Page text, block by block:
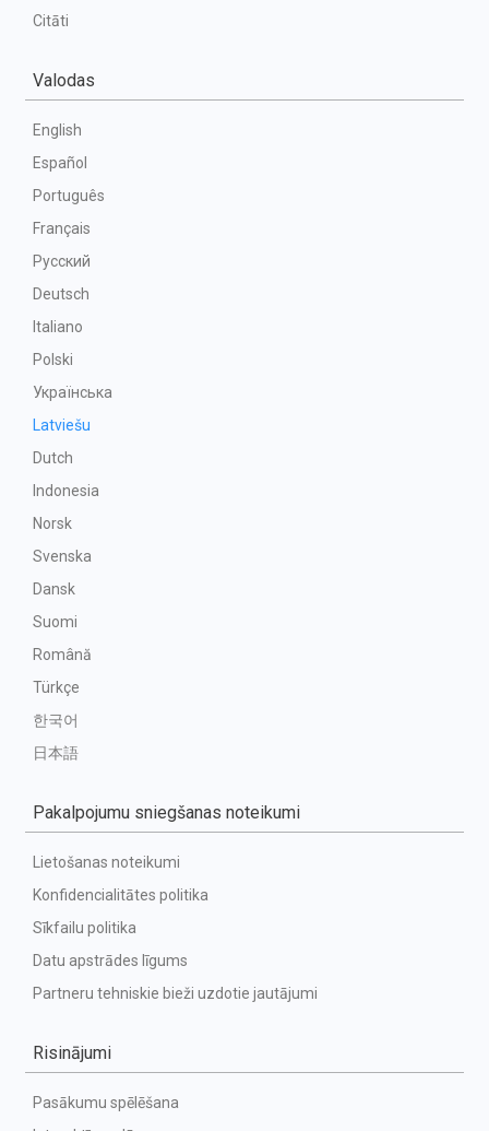
Citāti
Valodas
English
Español
Português
Français
Русский
Deutsch
Italiano
Polski
Українська
Latviešu
Dutch
Indonesia
Norsk
Svenska
Dansk
Suomi
Română
Türkçe
한국어
日本語
Pakalpojumu sniegšanas noteikumi
Lietošanas noteikumi
Konfidencialitātes politika
Sīkfailu politika
Datu apstrādes līgums
Partneru tehniskie bieži uzdotie jautājumi
Risinājumi
Pasākumu spēlēšana